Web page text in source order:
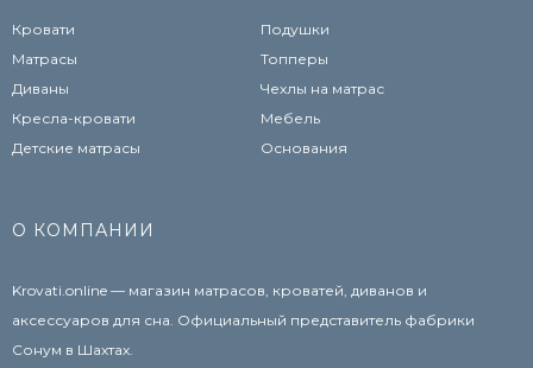
Кровати
Матрасы
Диваны
Кресла-кровати
Детские матрасы
Подушки
Топперы
Чехлы на матрас
Мебель
Основания
О КОМПАНИИ
Krovati.online — магазин матрасов, кроватей, диванов и
аксессуаров для сна. Официальный представитель фабрики
Сонум в Шахтах.